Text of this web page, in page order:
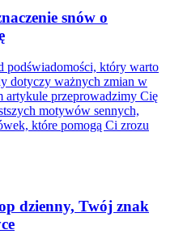
snów o
podświadomości, który warto
dotyczy ważnych zmian w
przeprowadzimy Cię
motywów sennych,
które pomogą Ci zrozu
dzienny, Twój znak